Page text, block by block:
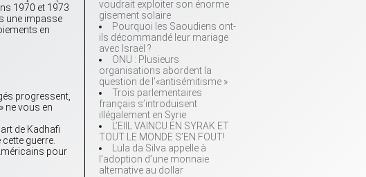
voudrait exploiter son énorme
gisement solaire
Pourquoi les Saoudiens ont-
ils décommandé leur mariage
avec Israël ?
ONU : Plusieurs
organisations abordent la
question de l’«antisémitisme »
Trois parlementaires
français s’introduisent
illégalement en Syrie
L’EIIL VAINCU EN SYRAK ET
TOUT LE MONDE S’EN FOUT!
Lula da Silva appelle à
l’adoption d’une monnaie
alternative au dollar
1970 et 1973
une impasse
en
progressent,
ne vous en
de Kadhafi
guerre.
pour